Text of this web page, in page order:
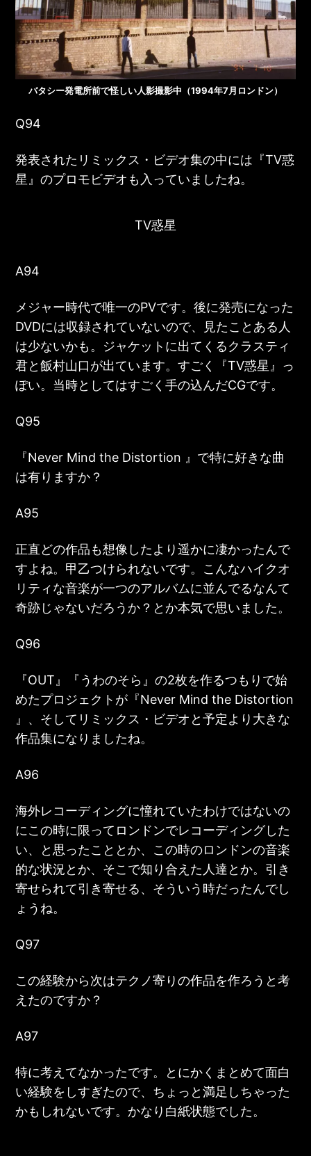
バタシー発電所前で怪しい人影撮影中（1994年7月ロンドン）
Q94
発表されたリミックス・ビデオ集の中には『TV惑
星』のプロモビデオも入っていましたね。
TV惑星
A94
メジャー時代で唯一のPVです。後に発売になった
DVDには収録されていないので、見たことある人
は少ないかも。ジャケットに出てくるクラスティ
君と飯村山口が出ています。すごく『TV惑星』っ
ぽい。当時としてはすごく手の込んだCGです。
Q95
『Never Mind the Distortion 』で特に好きな曲
は有りますか？
A95
正直どの作品も想像したより遥かに凄かったんで
すよね。甲乙つけられないです。こんなハイクオ
リティな音楽が一つのアルバムに並んでるなんて
奇跡じゃないだろうか？とか本気で思いました。
Q96
『OUT』『 うわのそら』の2枚を作るつもりで始
めたプロジェクトが『Never Mind the Distortion
』、そしてリミックス・ビデオと予定より大きな
作品集になりましたね。
A96
海外レコーディングに憧れていたわけではないの
にこの時に限ってロンドンでレコーディングした
い、と思ったこととか、この時のロンドンの音楽
的な状況とか、そこで知り合えた人達とか。引き
寄せられて引き寄せる、そういう時だったんでし
ょうね。
Q97
この経験から次はテクノ寄りの作品を作ろうと考
えたのですか？
A97
特に考えてなかったです。とにかくまとめて面白
い経験をしすぎたので、ちょっと満足しちゃった
かもしれないです。かなり白紙状態でした。